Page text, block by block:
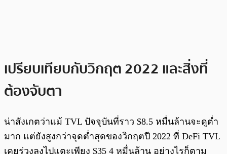
เปรียบเทียบกับวิกฤต 2022 และสิ่งที่
ต้องจับตา
น่าสังเกตว่าแม้ TVL ปัจจุบันที่ราว $8.5 หมื่นล้านจะดูต่ำ
มาก แต่ยังสูงกว่าจุดต่ำสุดของวิกฤตปี 2022 ที่ DeFi TVL
เคยร่วงลงไปแตะเพียง $35 4 หมื่นล้าน อย่างไรก็ตาม